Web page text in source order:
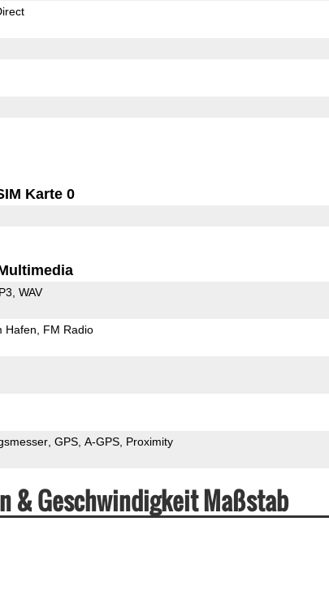
Karte 0
WAV
Hafen FM Radio
GPS A-GPS Proximity
& Geschwindigkeit Maßstab